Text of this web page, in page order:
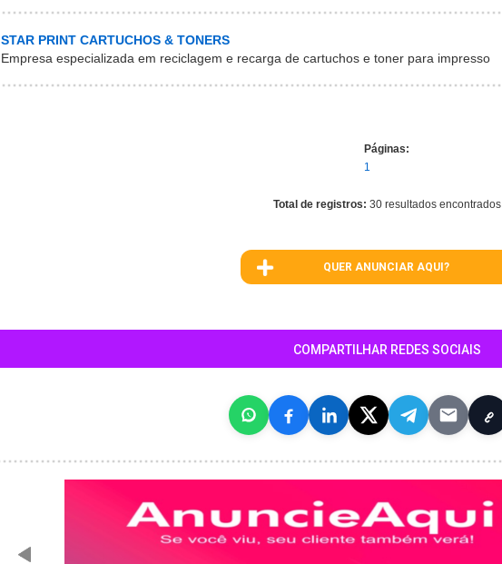
STAR PRINT CARTUCHOS & TONERS
Empresa especializada em reciclagem e recarga de cartuchos e toner para impresso
Páginas:
1
Total de registros: 30 resultados encontrados
QUER ANUNCIAR AQUI?
COMPARTILHAR REDES SOCIAIS